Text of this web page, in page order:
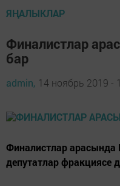
ЯҢАЛЫКЛАР
Финалистлар
бар
admin, 14 ноябрь 2019 -
Финалистлар
депутатлар фракциясе